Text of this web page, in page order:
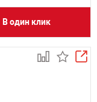
В один клик